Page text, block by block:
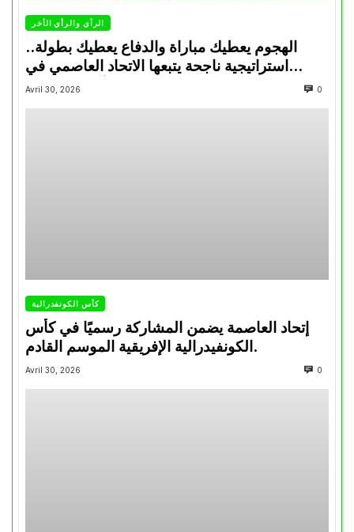
الرأي والرأي الأخر
الهجوم يعطيك مباراة والدفاع يعطيك بطولة..
استراتيجية ناجحة يتبعها الاتحاد العاصمي في
تتويجاته آخر السنوات
Avril 30, 2026 0
كأس الكونفدرالية
إتحاد العاصمة يضمن المشاركة رسميًا في كأس
الكونفيدرالية الإفريقية الموسم القادم.
Avril 30, 2026 0